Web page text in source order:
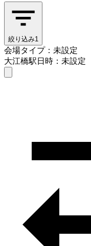
絞り込み1
会場タイプ：未設定
大江橋駅日時：未設定